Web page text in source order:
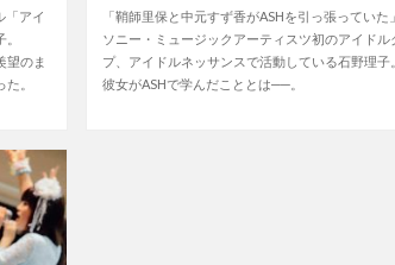
「アイ
望のま
。
「鞘師里保と中元すず香がASHを引っ張っていた」
ソニー・ミュージックアーティスツ初のアイドル
プ、アイドルネッサンスで活動している石野理子。
彼女がASHで学んだこととは──。